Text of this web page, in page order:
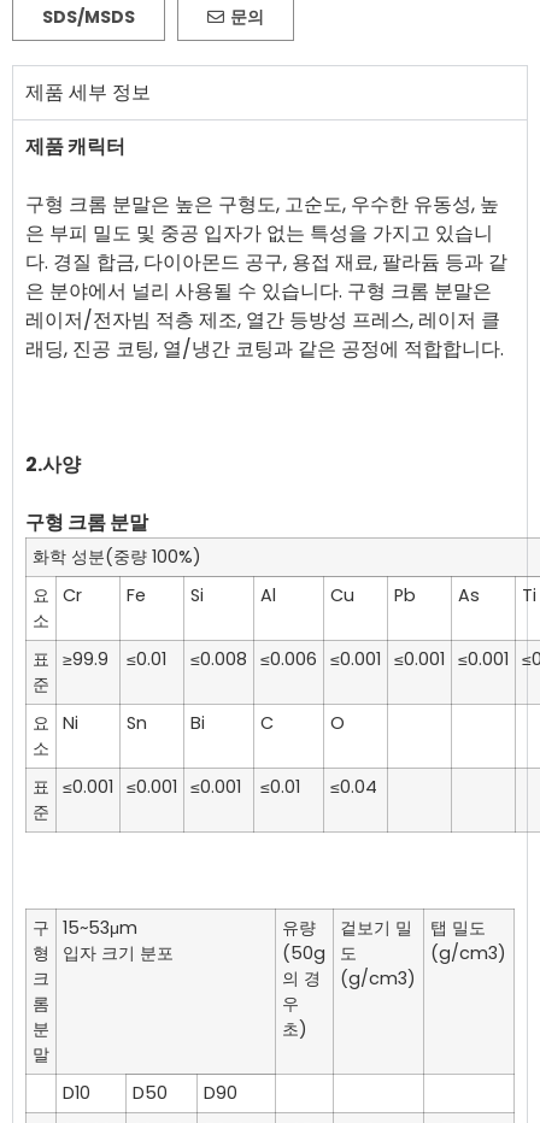
SDS/MSDS 문의
제품 세부 정보
제품 캐릭터
구형 크롬 분말은 높은 구형도, 고순도, 우수한 유동성, 높
은 부피 밀도 및 중공 입자가 없는 특성을 가지고 있습니
다. 경질 합금, 다이아몬드 공구, 용접 재료, 팔라듐 등과 같
은 분야에서 널리 사용될 수 있습니다. 구형 크롬 분말은
레이저/전자빔 적층 제조, 열간 등방성 프레스, 레이저 클
래딩, 진공 코팅, 열/냉간 코팅과 같은 공정에 적합합니다.
2.사양
구형 크롬 분말
화학 성분(중량 100%)
요
소
Cr Fe Si Al Cu Pb As Ti
표
준
≥99.9 ≤0.01 ≤0.008 ≤0.006 ≤0.001 ≤0.001 ≤0.001
요
소
Ni Sn Bi C O
표
준
≤0.001 ≤0.001 ≤0.001 ≤0.01 ≤0.04
구
형
크
롬
분
말
15~53μm
입자 크기 분포
유량
(50g
의 경
우
초)
겉보기 밀
도
(g/cm3)
탭 밀도
(g/cm3)
D10 D50
D90